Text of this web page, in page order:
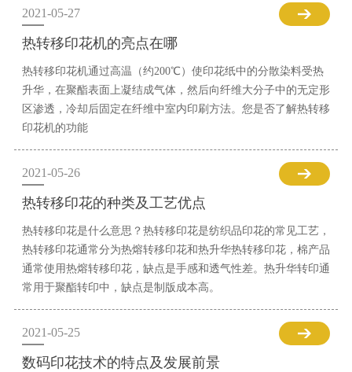
2021-05-27
热转移印花机的亮点在哪
热转移印花机通过高温（约200℃）使印花纸中的分散染料受热
升华，在聚酯表面上凝结成气体，然后向纤维大分子中的无定形
区渗透，冷却后固定在纤维中室内印刷方法。您是否了解热转移
印花机的功能
2021-05-26
热转移印花的种类及工艺优点
热转移印花是什么意思？热转移印花是纺织品印花的常见工艺，
热转移印花通常分为热熔转移印花和热升华热转移印花，棉产品
通常使用热熔转移印花，缺点是手感和透气性差。热升华转印通
常用于聚酯转印中，缺点是制版成本高。
2021-05-25
数码印花技术的特点及发展前景